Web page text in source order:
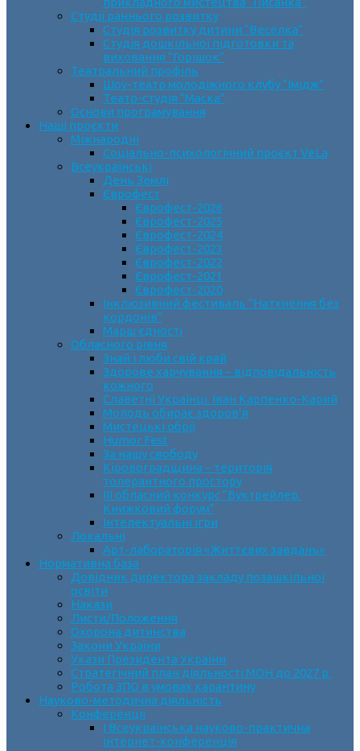
Студії раннього розвитку
Студія розвитку дитини “Веселка”
Студія дошкільної підготовки та
виховання “Горішок”
Театральний профіль
Шоу-театр молодіжного клубу “Імідж”
Театр-студія “Маска”
Основи програмування
Наші проєкти
Міжнародні
Соціально-психологічний проєкт VeLa
Всеукраїнські
День Землі
Єврофест
Єврофест-2026
Єврофест-2025
Єврофест-2024
Єврофест-2023
Єврофест-2022
Єврофест-2021
Єврофест-2020
Інклюзивний фестиваль “Натхнення без
кордонів”
Марш єдності
Обласного рівня
Знай і люби свій край
Здорове харчування – відповідальність
кожного
Славетні Українці. Іван Карпенко-Карий
Молодь обирає здоров’я
Мистецькі обрії
Humor Fest
За нашу свободу
Кіровоградщина – територія
толерантного простору
ІII обласний конкурс “Буктрейлер.
Книжковий форум”
Інтелектуальні ігри
Локальні
Арт-лабораторія «Життєвих завдань»
Нормативна база
Довідник директора закладу позашкільної
освіти
Накази
Листи/Положення
Охорона дитинства
Закони України
Укази Президента України
Стратегічний план діяльності МОН до 2027 р.
Робота ЗПО в умовах карантину
Науково-методична діяльність
Конференції
І Всеукраїнська науково-практична
інтернет-конференція